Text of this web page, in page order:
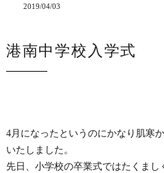
2019/04/03
港南中学校入学式
4月になったというのにかなり肌寒
いたしました。
先日、小学校の卒業式ではたくま